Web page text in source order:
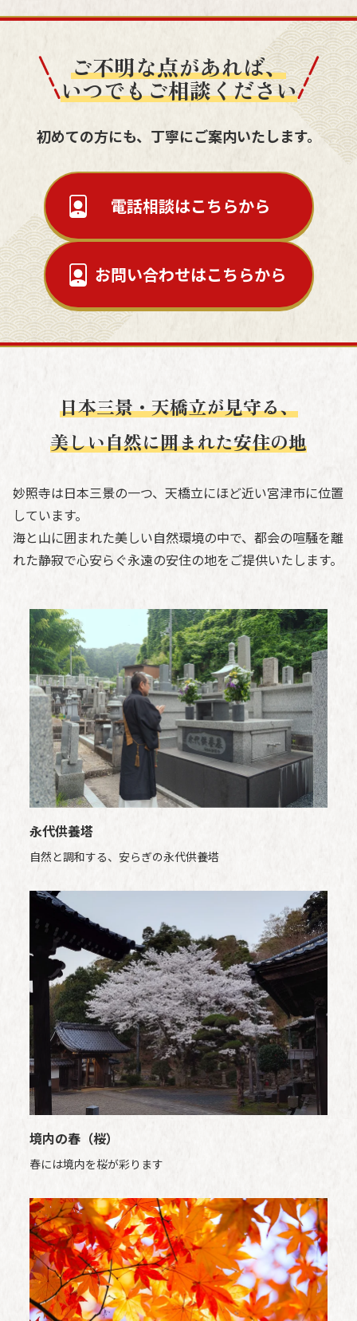
ご不明な点があれば、
いつでもご相談ください
初めての方にも、丁寧にご案内いたします。
電話相談はこちらから
お問い合わせはこちらから
日本三景・天橋立が見守る、
美しい自然に囲まれた安住の地
妙照寺は日本三景の一つ、天橋立にほど近い宮津市に位置
しています。
海と山に囲まれた美しい自然環境の中で、都会の喧騒を離
れた静寂で心安らぐ永遠の安住の地をご提供いたします。
永代供養塔
自然と調和する、安らぎの永代供養塔
境内の春（桜）
春には境内を桜が彩ります